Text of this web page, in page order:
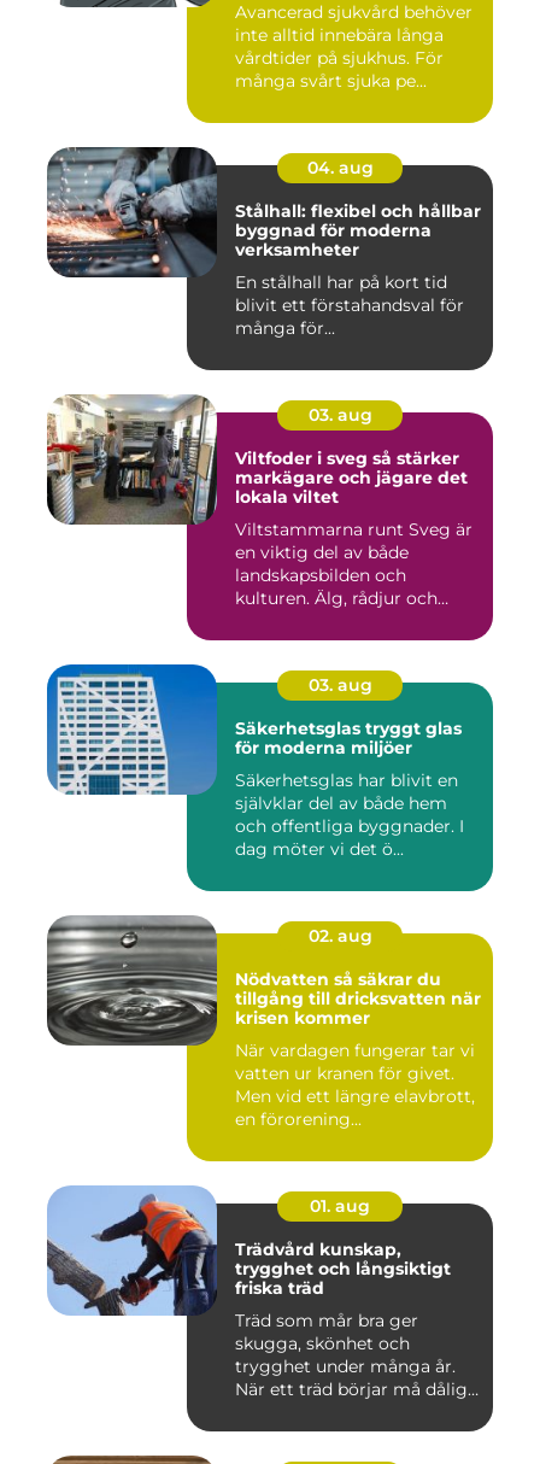
Avancerad sjukvård behöver
inte alltid innebära långa
vårdtider på sjukhus. För
många svårt sjuka pe...
04. aug
Stålhall: flexibel och hållbar
byggnad för moderna
verksamheter
En stålhall har på kort tid
blivit ett förstahandsval för
många för...
03. aug
Viltfoder i sveg så stärker
markägare och jägare det
lokala viltet
Viltstammarna runt Sveg är
en viktig del av både
landskapsbilden och
kulturen. Älg, rådjur och
03. aug
Säkerhetsglas tryggt glas
för moderna miljöer
Säkerhetsglas har blivit en
självklar del av både hem
och offentliga byggnader. I
dag möter vi det ö...
02. aug
Nödvatten så säkrar du
tillgång till dricksvatten när
krisen kommer
När vardagen fungerar tar vi
vatten ur kranen för givet.
Men vid ett längre elavbrott,
en förorening...
01. aug
Trädvård kunskap,
trygghet och långsiktigt
friska träd
Träd som mår bra ger
skugga, skönhet och
trygghet under många år.
När ett träd börjar må dåligt